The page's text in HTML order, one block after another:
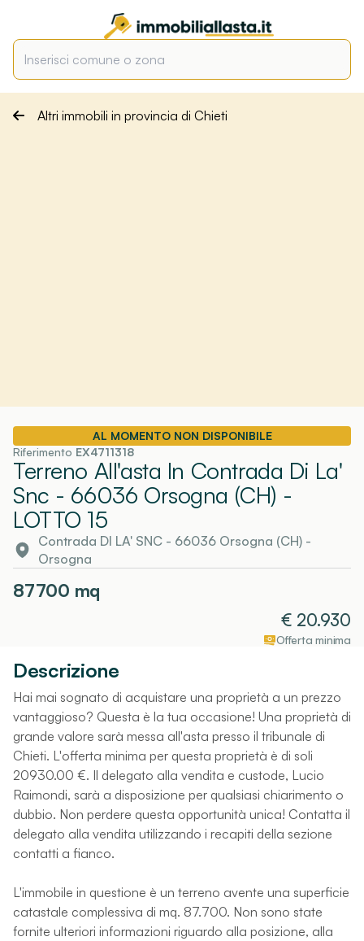
Altri immobili in provincia di Chieti
AL MOMENTO NON DISPONIBILE
Riferimento EX4711318
Terreno All'asta In Contrada Di La'
Snc - 66036 Orsogna (CH) -
LOTTO 15
Contrada DI LA' SNC - 66036 Orsogna (CH)-
Orsogna
87700 mq
€ 20.930
Offerta minima
Descrizione
Hai mai sognato di acquistare una proprietà a un prezzo
vantaggioso? Questa è la tua occasione! Una proprietà di
grande valore sarà messa all'asta presso il tribunale di
Chieti. L'offerta minima per questa proprietà è di soli
20930.00 €. Il delegato alla vendita e custode, Lucio
Raimondi, sarà a disposizione per qualsiasi chiarimento o
dubbio. Non perdere questa opportunità unica! Contatta il
delegato alla vendita utilizzando i recapiti della sezione
contatti a fianco.
L'immobile in questione è un terreno avente una superficie
catastale complessiva di mq. 87.700. Non sono state
fornite ulteriori informazioni riguardo alla posizione, alla